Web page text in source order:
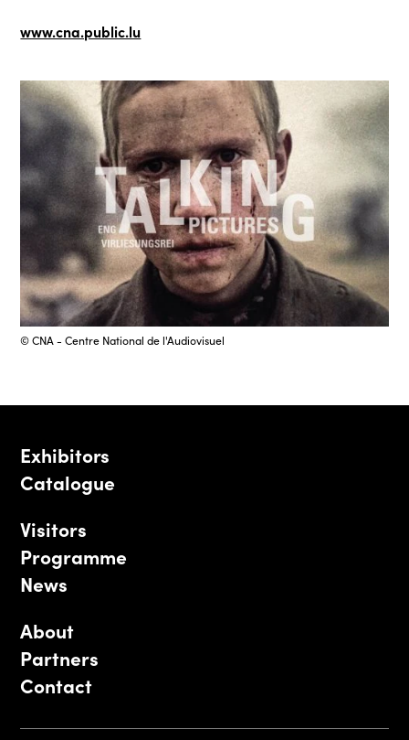
www.cna.public.lu
© CNA - Centre National de l'Audiovisuel
Exhibitors
Catalogue
Visitors
Programme
News
About
Partners
Contact